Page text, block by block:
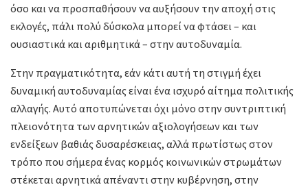
όσο και να προσπαθήσουν να αυξήσουν την αποχή στις
εκλογές, πάλι πολύ δύσκολα μπορεί να φτάσει – και
ουσιαστικά και αριθμητικά – στην αυτοδυναμία.
Στην πραγματικότητα, εάν κάτι αυτή τη στιγμή έχει
δυναμική αυτοδυναμίας είναι ένα ισχυρό αίτημα πολιτικής
αλλαγής. Αυτό αποτυπώνεται όχι μόνο στην συντριπτική
πλειονότητα των αρνητικών αξιολογήσεων και των
ενδείξεων βαθιάς δυσαρέσκειας, αλλά πρωτίστως στον
τρόπο που σήμερα ένας κορμός κοινωνικών στρωμάτων
στέκεται αρνητικά απέναντι στην κυβέρνηση, στην